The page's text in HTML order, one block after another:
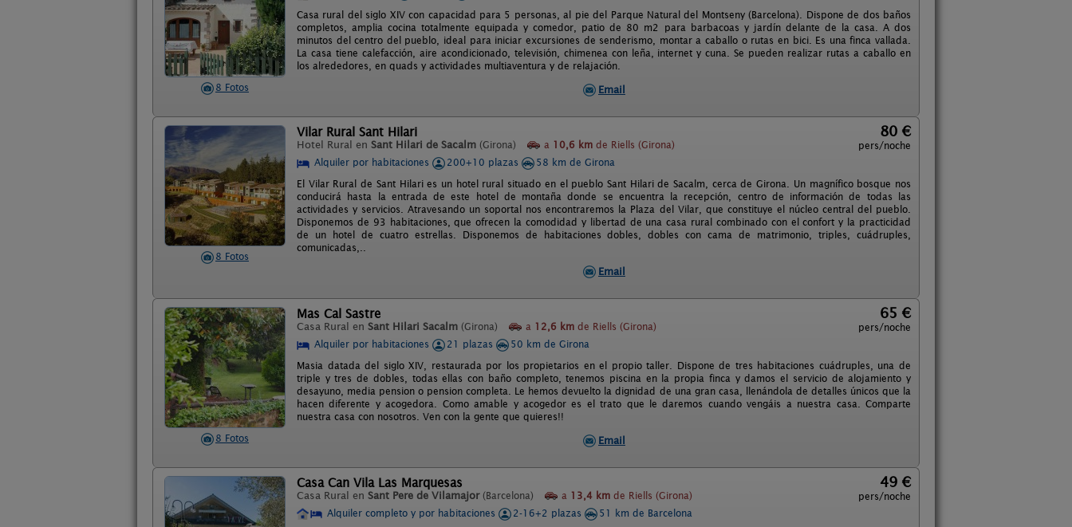
8 Fotos
Casa rural del siglo XIV con capacidad para 5 personas, al pie del Parque Natural del Montseny (Barcelona). Dispone de dos baños
completos, amplia cocina totalmente equipada y comedor, patio de 80 m2 para barbacoas y jardín delante de la casa. A dos
minutos del centro del pueblo, ideal para iniciar excursiones de senderismo, montar a caballo o rutas en bici. Es una finca vallada.
La casa tiene calefacción, aire acondicionado, televisión, chimenea con leña, internet y cuna. Se pueden realizar rutas a caballo en
los alrededores, en quads y actividades multiaventura y de relajación.
Email
8 Fotos
Vilar Rural Sant Hilari
Hotel Rural en Sant Hilari de Sacalm (Girona) a 10,6 km de Riells (Girona)
80 €
pers/noche
Alquiler por habitaciones
200+10 plazas
58 km de Girona
El Vilar Rural de Sant Hilari es un hotel rural situado en el pueblo Sant Hilari de Sacalm, cerca de Girona. Un magnífico bosque nos
conducirá hasta la entrada de este hotel de montaña donde se encuentra la recepción, centro de información de todas las
actividades y servicios. Atravesando un soportal nos encontraremos la Plaza del Vilar, que constituye el núcleo central del pueblo.
Disponemos de 93 habitaciones, que ofrecen la comodidad y libertad de una casa rural combinado con el confort y la practicidad
de un hotel de cuatro estrellas. Disponemos de habitaciones dobles, dobles con cama de matrimonio, triples, cuádruples,
comunicadas,..
Email
8 Fotos
Mas Cal Sastre
Casa Rural en Sant Hilari Sacalm (Girona) a 12,6 km de Riells (Girona)
65 €
pers/noche
Alquiler por habitaciones
21 plazas
50 km de Girona
Masia datada del siglo XIV, restaurada por los propietarios en el propio taller. Dispone de tres habitaciones cuádruples, una de
triple y tres de dobles, todas ellas con baño completo, tenemos piscina en la propia finca y damos el servicio de alojamiento y
desayuno, media pension o pension completa. Le hemos devuelto la dignidad de una gran casa, llenándola de detalles únicos que la
hacen diferente y acogedora. Como amable y acogedor es el trato que le daremos cuando vengáis a nuestra casa. Comparte
nuestra casa con nosotros. Ven con la gente que quieres!!
Email
Casa Can Vila Las Marquesas
Casa Rural en Sant Pere de Vilamajor (Barcelona) a 13,4 km de Riells (Girona)
49 €
pers/noche
Alquiler completo y por habitaciones
2-16+2 plazas
51 km de Barcelona